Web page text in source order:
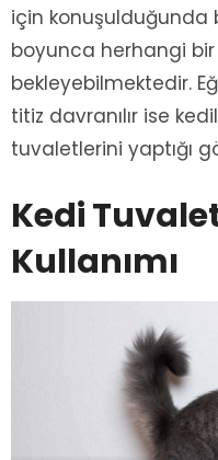
için konuşulduğunda
boyunca herhangi
bekleyebilmektedir.
titiz davranılır ise
tuvaletlerini yaptığı
Kedi
Kullanımı